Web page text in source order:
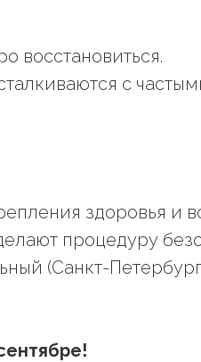
восстановиться.
с
здоровья и
процедуру
(Санкт-